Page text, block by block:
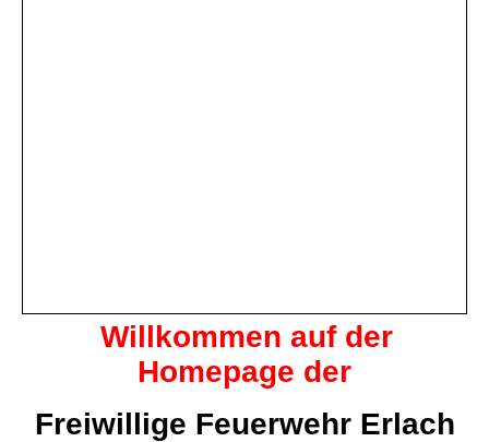
Willkommen auf der
Homepage der
Freiwillige Feuerwehr Erlach